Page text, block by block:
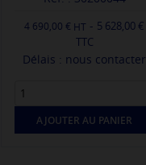
4 690,00 € - 5 628,00 €
TTC
Délais : nous contacter
AJOUTER AU PANIER